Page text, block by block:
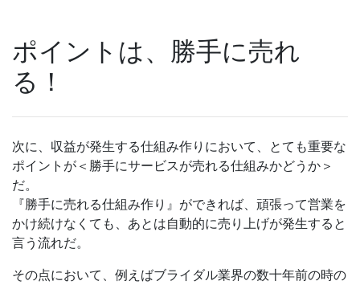
ポイントは、勝手に売れ
る！
次に、収益が発生する仕組み作りにおいて、とても重要な
ポイントが＜勝手にサービスが売れる仕組みかどうか＞
だ。
『勝手に売れる仕組み作り』ができれば、頑張って営業を
かけ続けなくても、あとは自動的に売り上げが発生すると
言う流れだ。
その点において、例えばブライダル業界の数十年前の時の